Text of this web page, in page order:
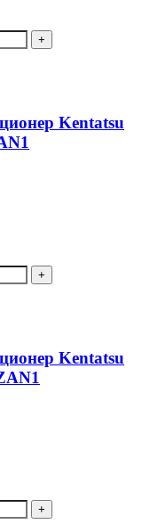
Kentatsu
Kentatsu